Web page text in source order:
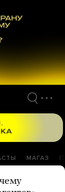
МАГАЗ